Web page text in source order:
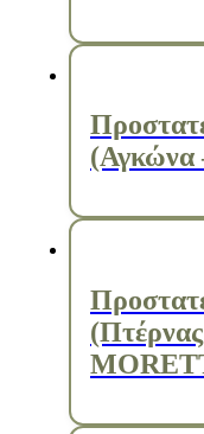
(Αγκώνα